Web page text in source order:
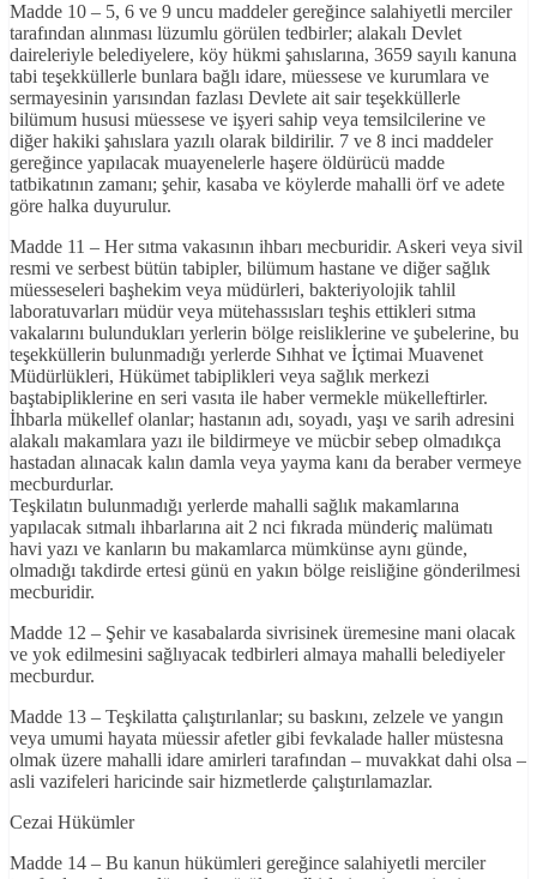
Madde 10 – 5, 6 ve 9 uncu maddeler gereğince salahiyetli merciler
tarafından alınması lüzumlu görülen tedbirler; alakalı Devlet
daireleriyle belediyelere, köy hükmi şahıslarına, 3659 sayılı kanuna
tabi teşekküllerle bunlara bağlı idare, müessese ve kurumlara ve
sermayesinin yarısından fazlası Devlete ait sair teşekküllerle
bilümum hususi müessese ve işyeri sahip veya temsilcilerine ve
diğer hakiki şahıslara yazılı olarak bildirilir. 7 ve 8 inci maddeler
gereğince yapılacak muayenelerle haşere öldürücü madde
tatbikatının zamanı; şehir, kasaba ve köylerde mahalli örf ve adete
göre halka duyurulur.
Madde 11 – Her sıtma vakasının ihbarı mecburidir. Askeri veya sivil
resmi ve serbest bütün tabipler, bilümum hastane ve diğer sağlık
müesseseleri başhekim veya müdürleri, bakteriyolojik tahlil
laboratuvarları müdür veya mütehassısları teşhis ettikleri sıtma
vakalarını bulundukları yerlerin bölge reisliklerine ve şubelerine, bu
teşekküllerin bulunmadığı yerlerde Sıhhat ve İçtimai Muavenet
Müdürlükleri, Hükümet tabiplikleri veya sağlık merkezi
baştabipliklerine en seri vasıta ile haber vermekle mükelleftirler.
İhbarla mükellef olanlar; hastanın adı, soyadı, yaşı ve sarih adresini
alakalı makamlara yazı ile bildirmeye ve mücbir sebep olmadıkça
hastadan alınacak kalın damla veya yayma kanı da beraber vermeye
mecburdurlar.
Teşkilatın bulunmadığı yerlerde mahalli sağlık makamlarına
yapılacak sıtmalı ihbarlarına ait 2 nci fıkrada münderiç malümatı
havi yazı ve kanların bu makamlarca mümkünse aynı günde,
olmadığı takdirde ertesi günü en yakın bölge reisliğine gönderilmesi
mecburidir.
Madde 12 – Şehir ve kasabalarda sivrisinek üremesine mani olacak
ve yok edilmesini sağlıyacak tedbirleri almaya mahalli belediyeler
mecburdur.
Madde 13 – Teşkilatta çalıştırılanlar; su baskını, zelzele ve yangın
veya umumi hayata müessir afetler gibi fevkalade haller müstesna
olmak üzere mahalli idare amirleri tarafından – muvakkat dahi olsa –
asli vazifeleri haricinde sair hizmetlerde çalıştırılamazlar.
Cezai Hükümler
Madde 14 – Bu kanun hükümleri gereğince salahiyetli merciler